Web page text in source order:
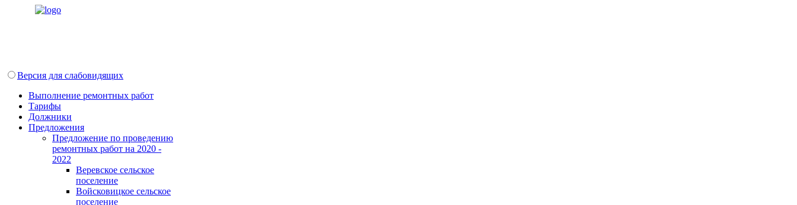
Версия для слабовидящих
Выполнение ремонтных работ
Тарифы
Должники
Предложения
Предложение по проведению
ремонтных работ на 2020 -
2022
Веревское сельское
поселение
Войсковицкое сельское
поселение